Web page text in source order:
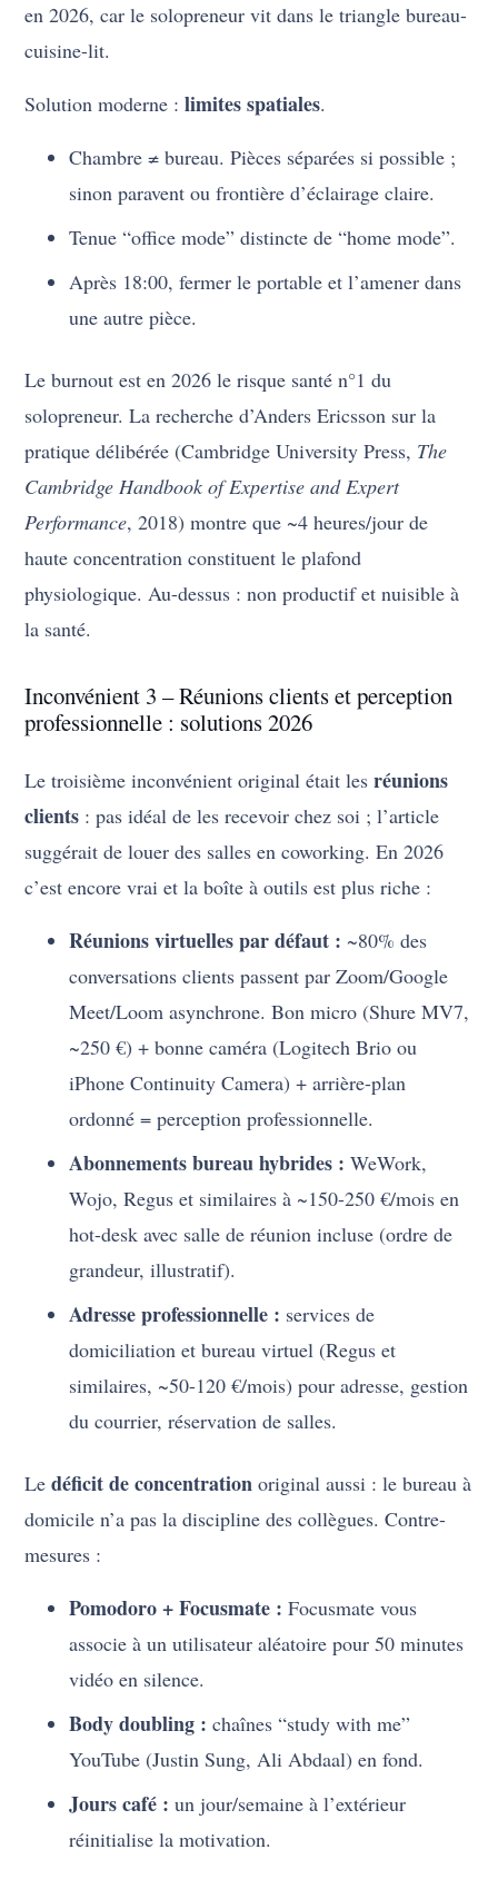
en 2026, car le solopreneur vit dans le triangle bureau-
cuisine-lit.
Solution moderne :limites spatiales.
Chambre ≠ bureau. Pièces séparées si possible ;
sinon paravent ou frontière d’éclairage claire.
Tenue “office mode” distincte de “home mode”.
Après 18:00, fermer le portable et l’amener dans
une autre pièce.
Le burnout est en 2026 le risque santé n°1 du
solopreneur. La recherche d’Anders Ericsson sur la
pratique délibérée (Cambridge University Press, The
Cambridge Handbook of Expertise and Expert
Performance, 2018) montre que ~4 heures/jour de
haute concentration constituent le plafond
physiologique. Au-dessus : non productif et nuisible à
la santé.
Inconvénient 3 – Réunions clients et perception
professionnelle : solutions 2026
Le troisième inconvénient original était lesréunions
clients : pas idéal de les recevoir chez soi ; l’article
suggérait de louer des salles en coworking. En 2026
c’est encore vrai et la boîte à outils est plus riche :
Réunions virtuelles par défaut : ~80% des
conversations clients passent par Zoom/Google
Meet/Loom asynchrone. Bon micro (Shure MV7,
~250 €) + bonne caméra (Logitech Brio ou
iPhone Continuity Camera) + arrière-plan
ordonné = perception professionnelle.
Abonnements bureau hybrides : WeWork,
Wojo, Regus et similaires à ~150-250 €/mois en
hot-desk avec salle de réunion incluse (ordre de
grandeur, illustratif).
Adresse professionnelle : services de
domiciliation et bureau virtuel (Regus et
similaires, ~50-120 €/mois) pour adresse, gestion
du courrier, réservation de salles.
Ledéficit de concentration original aussi : le bureau à
domicile n’a pas la discipline des collègues. Contre-
mesures :
Pomodoro + Focusmate : Focusmate vous
associe à un utilisateur aléatoire pour 50 minutes
vidéo en silence.
Body doubling : chaînes “study with me”
YouTube (Justin Sung, Ali Abdaal) en fond.
Jours café : un jour/semaine à l’extérieur
réinitialise la motivation.